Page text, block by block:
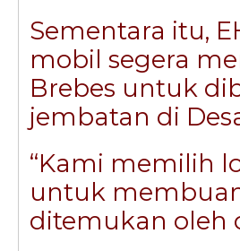
Sementara itu,
mobil segera
Brebes untuk
jembatan di
“Kami memilih
untuk
ditemukan oleh